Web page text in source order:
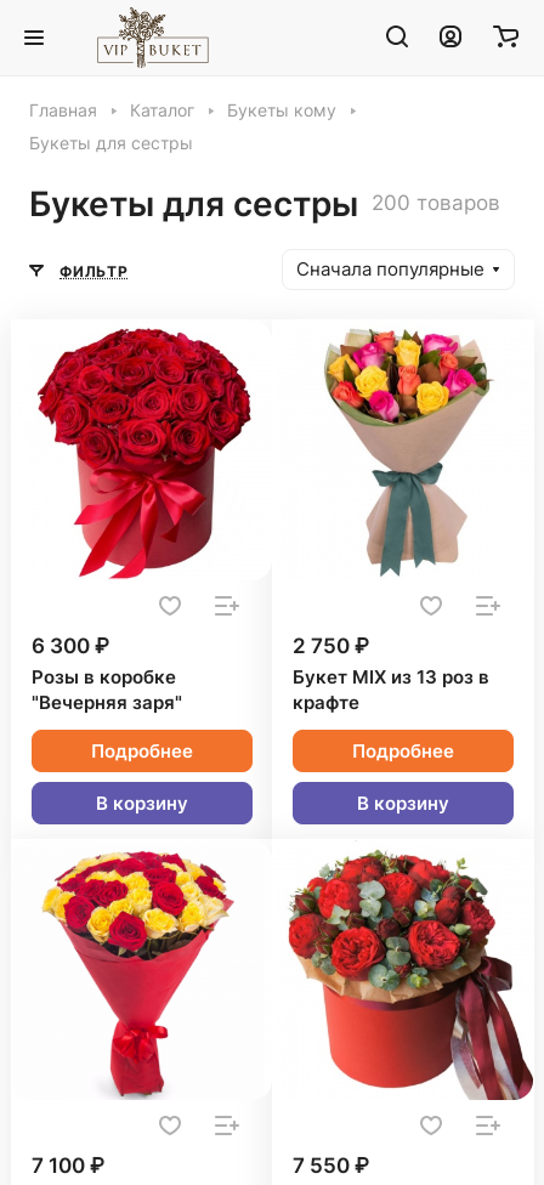
Главная Каталог
Букеты кому
Букеты для сестры
Букеты для сестры 200 товаров
ФИЛЬТР Сначала популярные
6 300 ₽
Розы в коробке
"Вечерняя заря"
Подробнее
В корзину
2 750 ₽
Букет MIX из 13 роз в
крафте
Подробнее
В корзину
7 100 ₽ 7 550 ₽